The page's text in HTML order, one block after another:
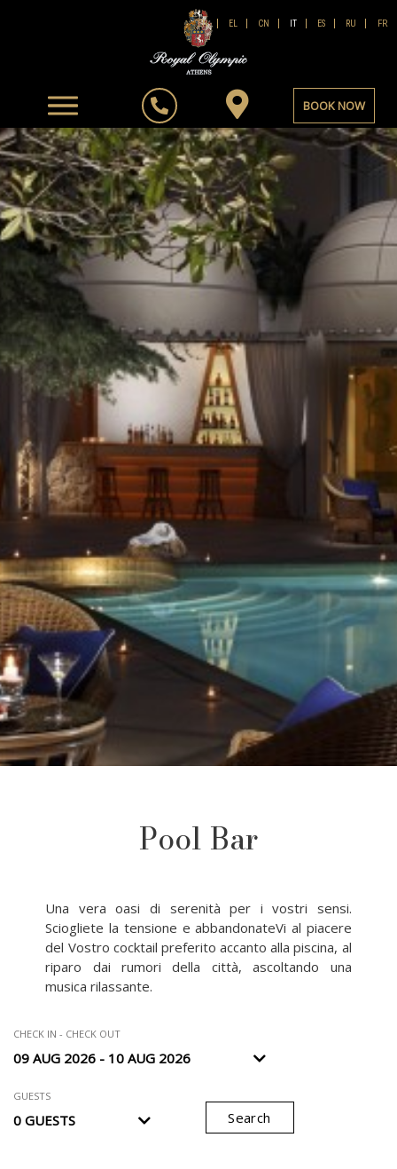
EN EL CN IT ES RU FR
BOOK NOW
Pool Bar
Una vera oasi di serenità per i vostri sensi.
Sciogliete la tensione e abbandonateVi al piacere
del Vostro cocktail preferito accanto alla piscina, al
riparo dai rumori della città, ascoltando una
musica rilassante.
CHECK IN - CHECK OUT
GUESTS
Search